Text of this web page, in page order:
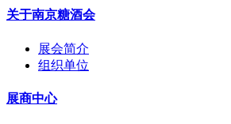
关于南京糖酒会
展会简介
组织单位
展商中心